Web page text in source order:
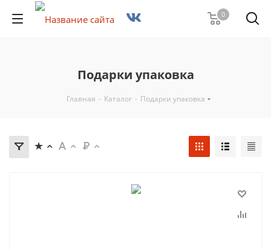
0
Подарки упаковка
Главная - Каталог - Подарки упаковка